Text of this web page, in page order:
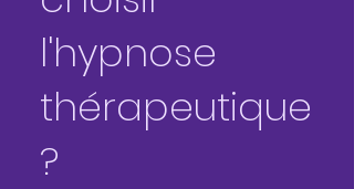
l'hypnose
thérapeutique
?